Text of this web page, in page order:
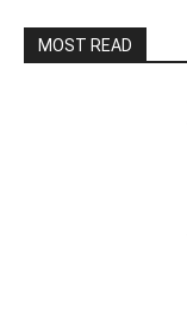
MOST READ